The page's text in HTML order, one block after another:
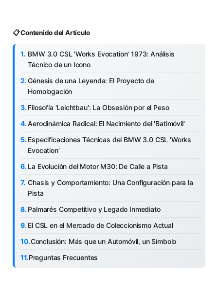
📋 Contenido del Artículo
BMW 3.0 CSL 'Works Evocation' 1973: Análisis
Técnico de un Icono
Génesis de una Leyenda: El Proyecto de
Homologación
Filosofía 'Leichtbau': La Obsesión por el Peso
Aerodinámica Radical: El Nacimiento del 'Batimóvil'
Especificaciones Técnicas del BMW 3.0 CSL 'Works
Evocation'
La Evolución del Motor M30: De Calle a Pista
Chasis y Comportamiento: Una Configuración para la
Pista
Palmarés Competitivo y Legado Inmediato
El CSL en el Mercado de Coleccionismo Actual
Conclusión: Más que un Automóvil, un Símbolo
Preguntas Frecuentes